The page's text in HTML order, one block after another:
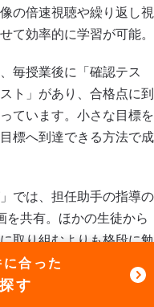
の倍速視聴や繰り返し視
て効率的に学習が可能。
毎授業後に「確認テス
ト」があり、合格点に到
ています。小さな目標を
標へ到達できる方法で成
では、担任助手の指導の
を共有。ほかの生徒から
取り組むよりも格段に勉
合った
す